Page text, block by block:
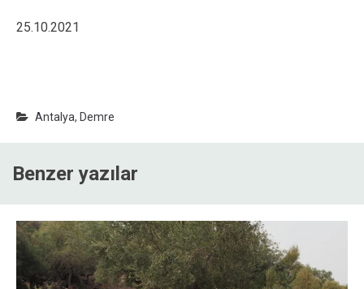
25.10.2021
Antalya, Demre
Benzer yazılar